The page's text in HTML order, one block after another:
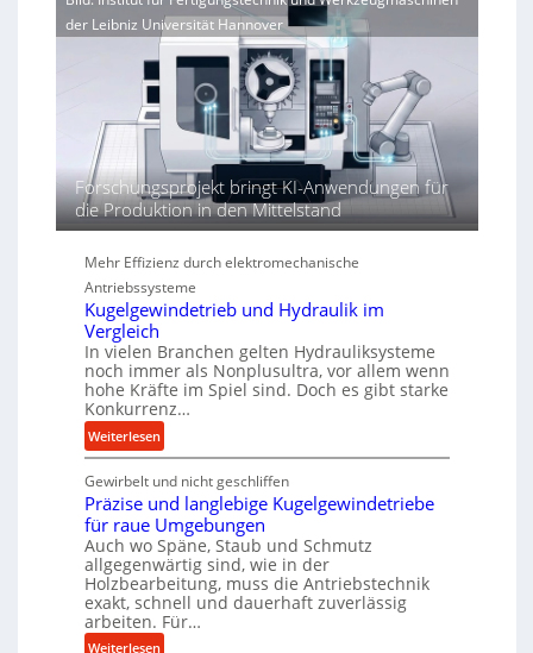
j
i
e
r
e
d
i
e
e
r
f
o
r
m
a
n
c
e
b
e
i
m
D
r
ü
c
der Leibniz Universität Hannover
Forschungsprojekt bringt KI-Anwendungen für
die Produktion in den Mittelstand
Mehr Effizienz durch elektromechanische
Antriebssysteme
Kugelgewindetrieb und Hydraulik im
Vergleich
In vielen Branchen gelten Hydrauliksysteme
noch immer als Nonplusultra, vor allem wenn
hohe Kräfte im Spiel sind. Doch es gibt starke
Konkurrenz…
Weiterlesen:
K
u
g
e
l
g
e
w
i
Gewirbelt und nicht geschliffen
Präzise und langlebige Kugelgewindetriebe
für raue Umgebungen
Auch wo Späne, Staub und Schmutz
allgegenwärtig sind, wie in der
Holzbearbeitung, muss die Antriebstechnik
exakt, schnell und dauerhaft zuverlässig
arbeiten. Für…
Weiterlesen: